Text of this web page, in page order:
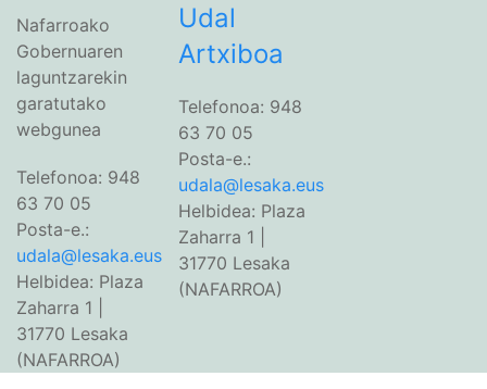
Nafarroako
Gobernuaren
laguntzarekin
garatutako
webgunea
Telefonoa: 948
63 70 05
Posta-e.:
udala@lesaka.eus
Helbidea: Plaza
Zaharra 1 |
31770 Lesaka
(NAFARROA)
Udal
Artxiboa
Telefonoa: 948
63 70 05
Posta-e.:
udala@lesaka.eus
Helbidea: Plaza
Zaharra 1 |
31770 Lesaka
(NAFARROA)